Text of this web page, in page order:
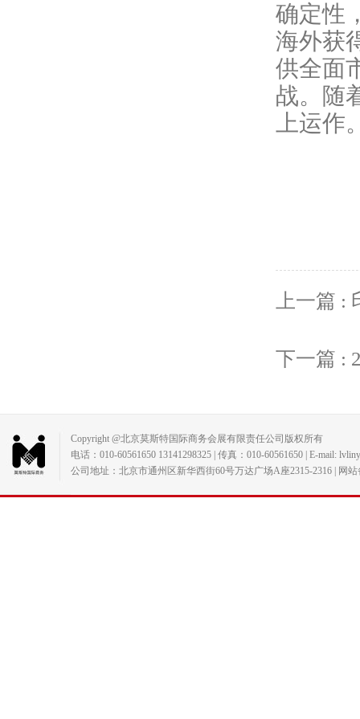
确定性
海外获
供全面
战。随
上运作
上一篇
下一篇 :
Copyright @北京莫斯特国际商务会展有限责任公司版权所有
电话：010-60561650 13141298325 | 传真：010-60561650 | E-mail:
公司地址：北京市通州区新华西街60号万达广场A座2315-2316 | 网